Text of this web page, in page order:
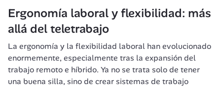
Ergonomía laboral y flexibilidad: más
allá del teletrabajo
La ergonomía y la flexibilidad laboral han evolucionado
enormemente, especialmente tras la expansión del
trabajo remoto e híbrido. Ya no se trata solo de tener
una buena silla, sino de crear sistemas de trabajo